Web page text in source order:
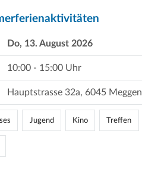
Do, 13. August 2026
10:00 - 15:00 Uhr
Hauptstrasse 32a, 6045 Meggen
Jugend Kino Treffen